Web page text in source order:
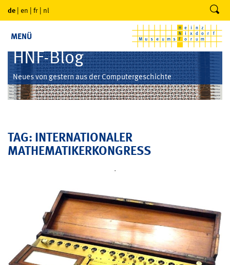
de | en | fr | nl
MENÜ
HNF-Blog
Neues von gestern aus der Computergeschichte
TAG: INTERNATIONALER
MATHEMATIKERKONGRESS